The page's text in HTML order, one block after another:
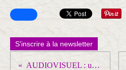
S'inscrire à la newsletter
AUDIOVISUEL : une belle victoire CGT !